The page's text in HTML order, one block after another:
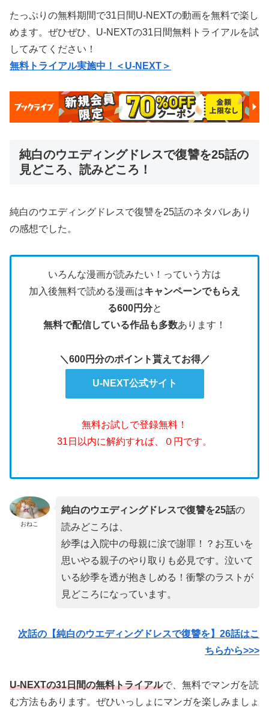
たっぷりの無料期間で31日間U-NEXTの動画を無料で楽し
めます。ぜひぜひ、U-NEXTの31日間無料トライアルを試
してみてください！
無料トライアル実施中！＜U-NEXT＞
純白のウエディングドレスで復讐を25話の
見どころ、読みどころ！
純白のウエディングドレスで復讐を25話のネタバレあり
の感想でした。
いろんな漫画が読みたい！っていう方は
加入後無料で読める漫画はキャンペーンでもらえ
る600円分と
無料で配信している作品も多数あります！
＼600円分のポイント貰えてお得／
U-NEXT公式サイト
無料お試しで登録無料！
31日以内に解約すれば、０円です。
おねこ
純白のウエディングドレスで復讐を25話の
読みどころは、
紗季は入院中の母親に涙で謝罪！？お互いを
思いやる親子のやり取りも必見です。泣いて
いる紗季を透が抱きしめる！衝撃のラストが
見どころになっています。
次話の【純白のウエディングドレスで復讐を】26話はこ
ちらから>>>
U-NEXTの31日間の無料トライアルで、無料でマンガを読
む方法もあります。ぜひいっしょにマンガを楽しみましょ